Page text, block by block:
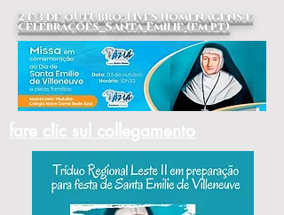
2 e 3 de outubro: lives homenagens e
celebrações Santa Emilie (em pt)
fare clic sul collegamento